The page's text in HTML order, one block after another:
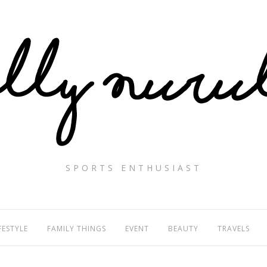
SPORTS ENTHUSIAST
FAMILY THINGS EVENT BEAUTY TRAVELS